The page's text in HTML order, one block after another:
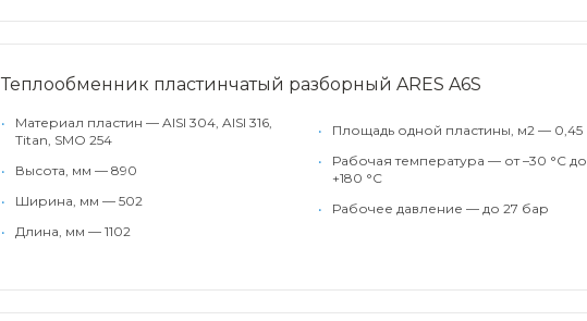
Теплообменник пластинчатый разборный ARES A6S
•
Материал пластин — AISI 304, AISI 316,
Titan, SMO 254
•
Высота, мм — 890
•
Ширина, мм — 502
•
Длина, мм — 1102
•
Площадь одной пластины, м2 — 0,45
•
Рабочая температура — от –30 °С до
+180 °С
•
Рабочее давление — до 27 бар